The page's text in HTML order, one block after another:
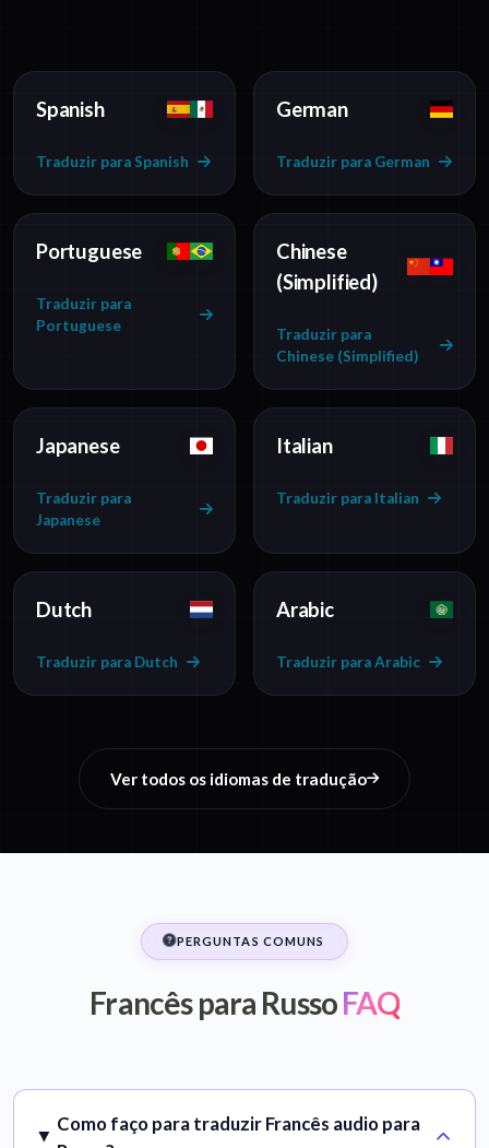
Spanish
Traduzir para Spanish
German
Traduzir para German
Portuguese
Traduzir para
Portuguese
Chinese
(Simplified)
Traduzir para
Chinese (Simplified)
Japanese
Traduzir para
Japanese
Italian
Traduzir para Italian
Dutch
Traduzir para Dutch
Arabic
Traduzir para Arabic
Ver todos os idiomas de tradução
PERGUNTAS COMUNS
Francês para RussoFAQ
Como faço para traduzir Francês audio para